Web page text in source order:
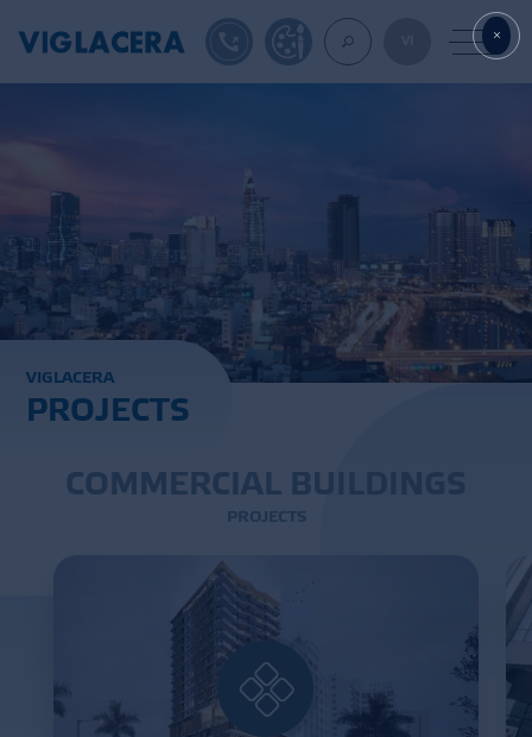
TILES
AAC
1900561582DESIGN TOOL
VIGLACERA
PROJECTS
COMMERCIAL BU
PROJECTS